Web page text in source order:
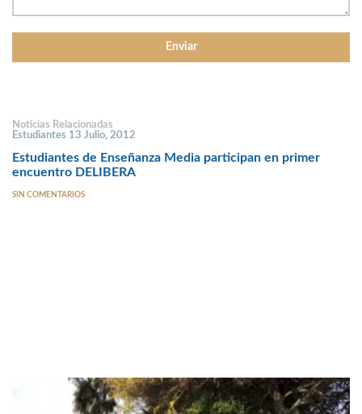
Noticias Relacionadas
Estudiantes 13 Julio, 2012
Estudiantes de Enseñanza Media participan en primer
encuentro DELIBERA
SIN COMENTARIOS